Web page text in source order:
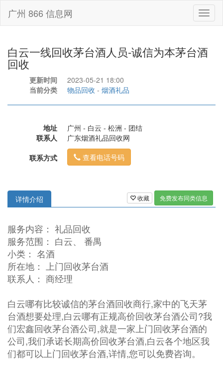
广州 866 信息网
白云一线回收茅台酒人员-诚信为本茅台酒
回收
更新时间
2023-05-21 18:00
当前分类
物品回收 - 烟酒礼品
地址
广州 - 白云 - 松洲 - 团结
联系人
广东烟酒礼品回收网
联系方式
查看电话号码
收藏 免费发布同类信息
详情介绍
服务内容： 礼品回收
服务范围： 白云、 番禺
小类： 名酒
所在地： 上门回收茅台酒
联系人： 商经理
白云哪有比较诚信的茅台酒回收商行,家中的飞天茅
台酒想要处理,白云哪有正规高价回收茅台酒公司?我
们宏鑫回收茅台酒公司,就是一家上门回收茅台酒的
公司,我们承诺长期高价回收茅台酒,白云各个地区我
们都可以上门回收茅台酒,详情,您可以免费咨询。